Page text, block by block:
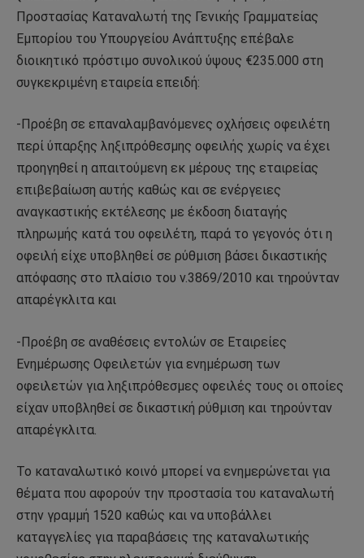
Προστασίας Καταναλωτή της Γενικής Γραμματείας
Εμπορίου του Υπουργείου Ανάπτυξης επέβαλε
διοικητικό πρόστιμο συνολικού ύψους €235.000 στη
συγκεκριμένη εταιρεία επειδή:
-Προέβη σε επαναλαμβανόμενες οχλήσεις οφειλέτη
περί ύπαρξης ληξιπρόθεσμης οφειλής χωρίς να έχει
προηγηθεί η απαιτούμενη εκ μέρους της εταιρείας
επιβεβαίωση αυτής καθώς και σε ενέργειες
αναγκαστικής εκτέλεσης με έκδοση διαταγής
πληρωμής κατά του οφειλέτη, παρά το γεγονός ότι η
οφειλή είχε υποβληθεί σε ρύθμιση βάσει δικαστικής
απόφασης στο πλαίσιο του ν.3869/2010 και τηρούνταν
απαρέγκλιτα και
-Προέβη σε αναθέσεις εντολών σε Εταιρείες
Ενημέρωσης Οφειλετών για ενημέρωση των
οφειλετών για ληξιπρόθεσμες οφειλές τους οι οποίες
είχαν υποβληθεί σε δικαστική ρύθμιση και τηρούνταν
απαρέγκλιτα.
Το καταναλωτικό κοινό μπορεί να ενημερώνεται για
θέματα που αφορούν την προστασία του καταναλωτή
στην γραμμή 1520 καθώς και να υποβάλλει
καταγγελίες για παραβάσεις της καταναλωτικής